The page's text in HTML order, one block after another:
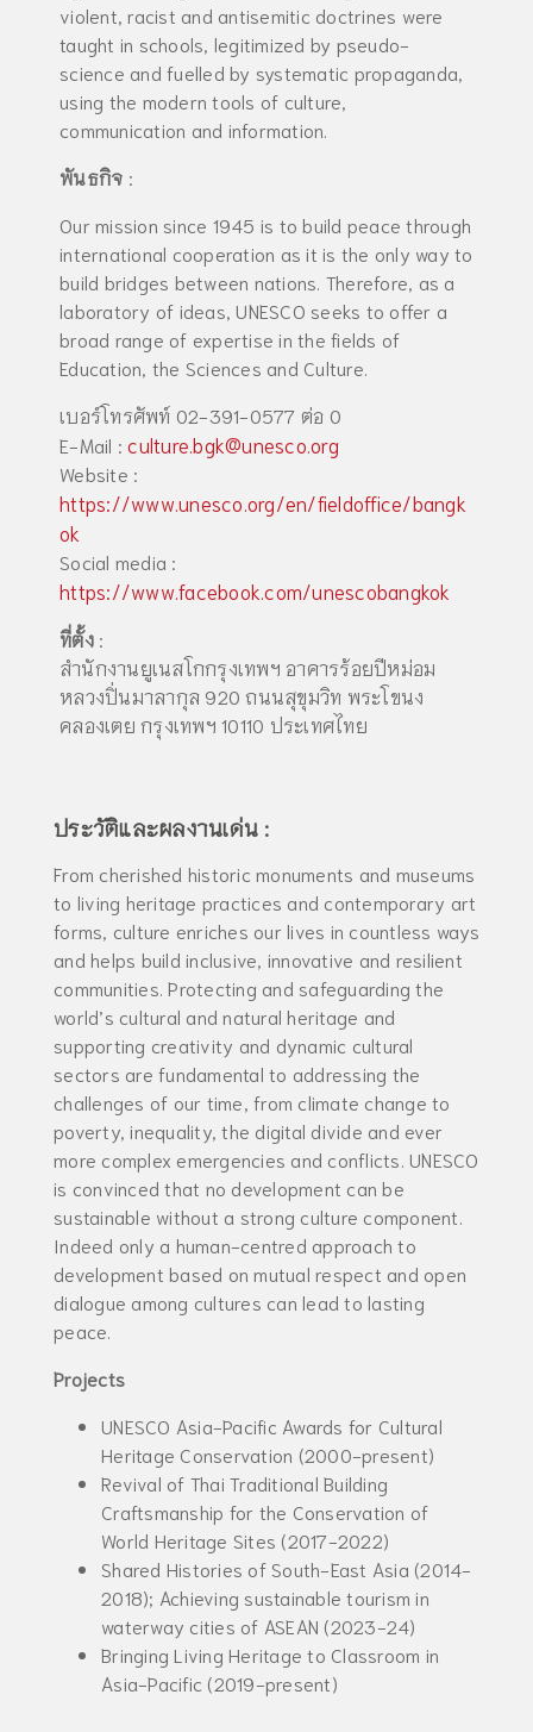
violent, racist and antisemitic doctrines were
taught in schools, legitimized by pseudo-
science and fuelled by systematic propaganda,
using the modern tools of culture,
communication and information.
พันธกิจ :
Our mission since 1945 is to build peace through
international cooperation as it is the only way to
build bridges between nations. Therefore, as a
laboratory of ideas, UNESCO seeks to offer a
broad range of expertise in the fields of
Education, the Sciences and Culture.
เบอร์โทรศัพท์ 02-391-0577 ต่อ 0
E-Mail :culture.bgk@unesco.org
Website :
https://www.unesco.org/en/fieldoffice/bangk
ok
Social media :
https://www.facebook.com/unescobangkok
ที่ตั้ง:
สำนักงานยูเนสโกกรุงเทพฯ อาคารร้อยปีหม่อม
หลวงปิ่นมาลากุล 920 ถนนสุขุมวิท พระโขนง
คลองเตย กรุงเทพฯ 10110 ประเทศไทย
ประวัติและผลงานเด่น :
From cherished historic monuments and museums
to living heritage practices and contemporary art
forms, culture enriches our lives in countless ways
and helps build inclusive, innovative and resilient
communities. Protecting and safeguarding the
world’s cultural and natural heritage and
supporting creativity and dynamic cultural
sectors are fundamental to addressing the
challenges of our time, from climate change to
poverty, inequality, the digital divide and ever
more complex emergencies and conflicts. UNESCO
is convinced that no development can be
sustainable without a strong culture component.
Indeed only a human-centred approach to
development based on mutual respect and open
dialogue among cultures can lead to lasting
peace.
Projects
UNESCO Asia-Pacific Awards for Cultural
Heritage Conservation (2000-present)
Revival of Thai Traditional Building
Craftsmanship for the Conservation of
World Heritage Sites (2017-2022)
Shared Histories of South-East Asia (2014-
2018); Achieving sustainable tourism in
waterway cities of ASEAN (2023-24)
Bringing Living Heritage to Classroom in
Asia-Pacific (2019-present)